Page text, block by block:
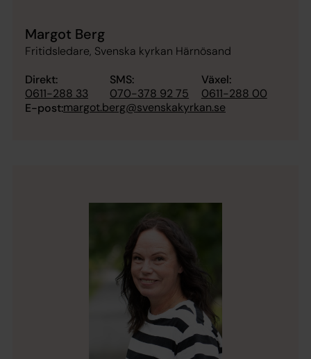
Margot Berg
Fritidsledare, Svenska kyrkan Härnösand
Direkt:
0611-288 33
SMS:
070-378 92 75
Växel:
0611-288 00
E-post:margot.berg@svenskakyrkan.se